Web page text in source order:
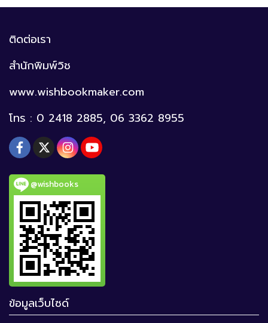
ติดต่อเรา
สำนักพิมพ์วิช
www.wishbookmaker.com
โทร : 0 2418 2885, 06 3362 8955
@wishbooks
ข้อมูลเว็บไซด์